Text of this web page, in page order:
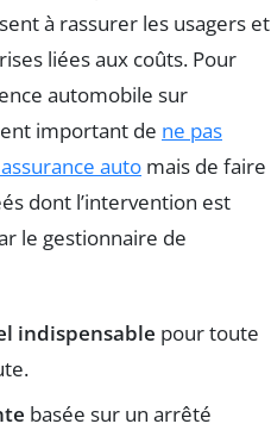
à rassurer les usagers et
liées aux coûts. Pour
automobile sur
important de ne pas
auto mais de faire
dont l’intervention est
le gestionnaire de
indispensable pour toute
basée sur un arrêté